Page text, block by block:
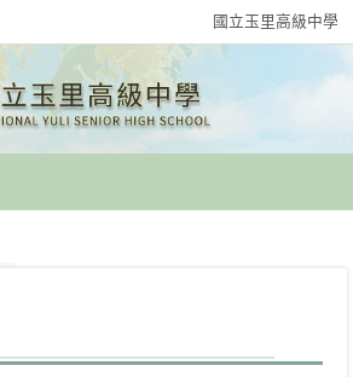
國立玉里高級中學